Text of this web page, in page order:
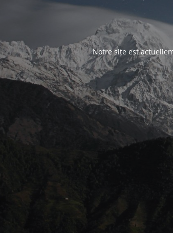
Notre site est